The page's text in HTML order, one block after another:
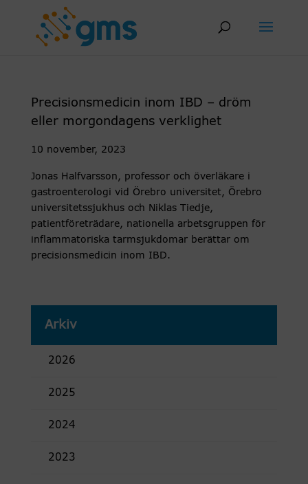
Precisionsmedicin inom IBD – dröm
eller morgondagens verklighet
10 november, 2023
Jonas Halfvarsson, professor och överläkare i
gastroenterologi vid Örebro universitet, Örebro
universitetssjukhus och Niklas Tiedje,
patientföreträdare, nationella arbetsgruppen för
inflammatoriska tarmsjukdomar berättar om
precisionsmedicin inom IBD.
Arkiv
2026
2025
2024
2023